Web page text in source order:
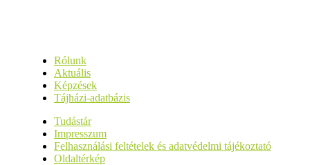
Rólunk
Aktuális
Képzések
Tájházi-adatbázis
Tudástár
Impresszum
Felhasználási feltételek és adatvédelmi tájékoztató
Oldaltérkép